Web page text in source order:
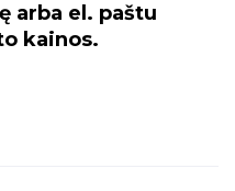
arba el. paštu
kainos.